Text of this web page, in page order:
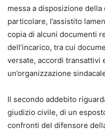
Un supporto concreto per
strategia difensiva e
conformi alle nuove
Contenuti principali
procedimenti del
•parti e difensori,
•giudizio di primo grado
messa a disposizione
particolare, l’assistito
copia di alcuni documenti
dell’incarico, tra cui
versate, accordi transattivi
un’organizzazione
Il secondo addebito
giudizio civile, di un
confronti del difensore